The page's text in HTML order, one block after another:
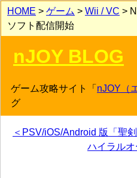
HOME > ゲーム > Wii / VC >
ソフト配信開始
nJOY BLOG
ゲーム攻略サイト「 nJOY（
グ
＜PSV/iOS/Android 版「聖
ハイラルオ